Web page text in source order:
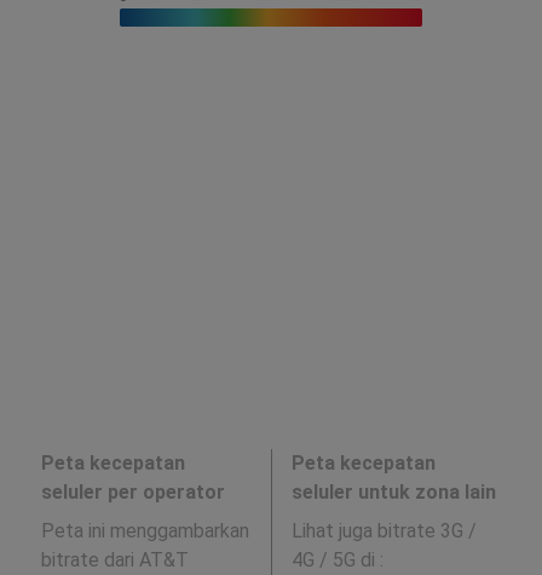
Peta kecepatan
seluler per operator
Peta ini menggambarkan
bitrate dari AT&T
Peta kecepatan
seluler untuk zona lain
Lihat juga bitrate 3G /
4G / 5G di :